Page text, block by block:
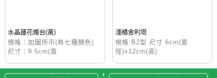
水晶蓮花燭台(黃)
規格：如圖所示(有七種顏色)
尺寸：9.5cm(直
淺橘舍利塔
規格 B2型 尺寸 6cm(直
徑)x12cm(高)